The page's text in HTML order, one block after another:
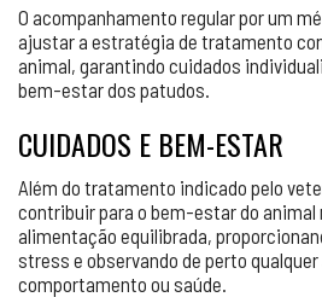
O acompanhamento regular por um
ajustar a estratégia de tratamento
animal, garantindo cuidados
bem-estar dos patudos.
CUIDADOS E BEM-ESTAR
Além do tratamento indicado pelo
contribuir para o bem-estar do animal
alimentação equilibrada,
stress e observando de perto
comportamento ou saúde.